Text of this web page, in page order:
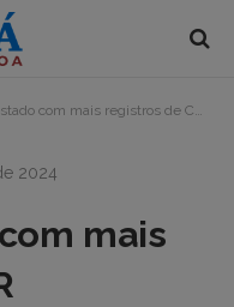
mais registros de CAR sobrepostos a áreas protegidas
2024
mais